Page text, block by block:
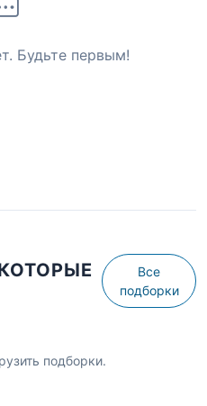
Будьте первым!
Все
подборки
подборки.